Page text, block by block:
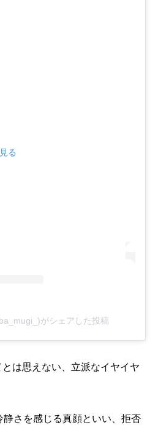
る
がシェアした投稿
は思えない、立派なイヤイヤ
さを感じる真顔といい、拒否